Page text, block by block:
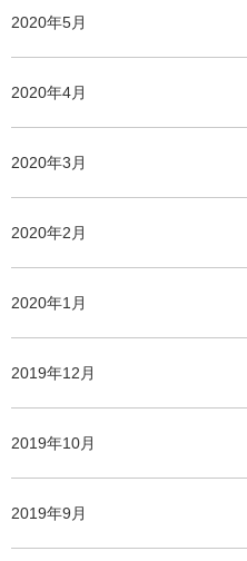
2020年5月
2020年4月
2020年3月
2020年2月
2020年1月
2019年12月
2019年10月
2019年9月